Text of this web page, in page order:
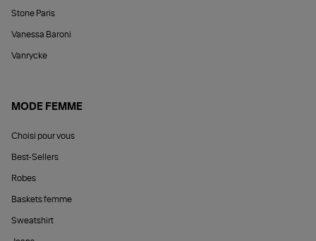
Stone Paris
Vanessa Baroni
Vanrycke
MODE FEMME
Choisi pour vous
Best-Sellers
Robes
Baskets femme
Sweatshirt